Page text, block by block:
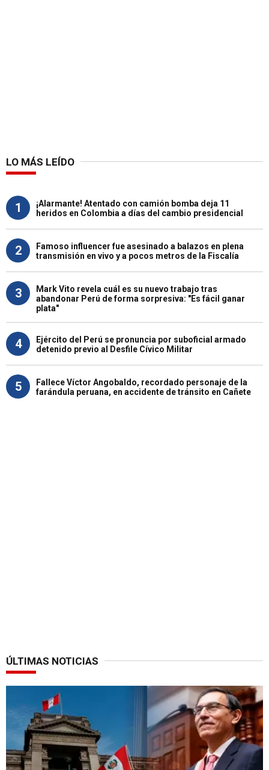
LO MÁS LEÍDO
1
¡Alarmante! Atentado con camión bomba deja 11
heridos en Colombia a días del cambio presidencial
2
Famoso influencer fue asesinado a balazos en plena
transmisión en vivo y a pocos metros de la Fiscalía
3
Mark Vito revela cuál es su nuevo trabajo tras
abandonar Perú de forma sorpresiva: "Es fácil ganar
plata"
4
Ejército del Perú se pronuncia por suboficial armado
detenido previo al Desfile Cívico Militar
5
Fallece Víctor Angobaldo, recordado personaje de la
farándula peruana, en accidente de tránsito en Cañete
ÚLTIMAS NOTICIAS